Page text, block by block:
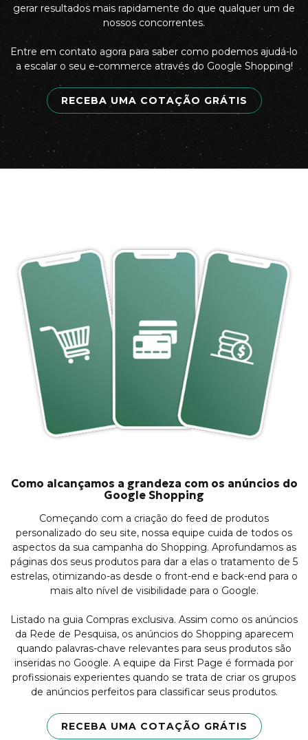
gerar resultados mais rapidamente do que qualquer um de
nossos concorrentes.
Entre em contato agora para saber como podemos ajudá-lo
a escalar o seu e-commerce através do Google Shopping!
RECEBA UMA COTAÇÃO GRÁTIS
Como alcançamos a grandeza com os anúncios do
Google Shopping
Começando com a criação do feed de produtos
personalizado do seu site, nossa equipe cuida de todos os
aspectos da sua campanha do Shopping. Aprofundamos as
páginas dos seus produtos para dar a elas o tratamento de 5
estrelas, otimizando-as desde o front-end e back-end para o
mais alto nível de visibilidade para o Google.
Listado na guia Compras exclusiva. Assim como os anúncios
da Rede de Pesquisa, os anúncios do Shopping aparecem
quando palavras-chave relevantes para seus produtos são
inseridas no Google. A equipe da First Page é formada por
profissionais experientes quando se trata de criar os grupos
de anúncios perfeitos para classificar seus produtos.
RECEBA UMA COTAÇÃO GRÁTIS